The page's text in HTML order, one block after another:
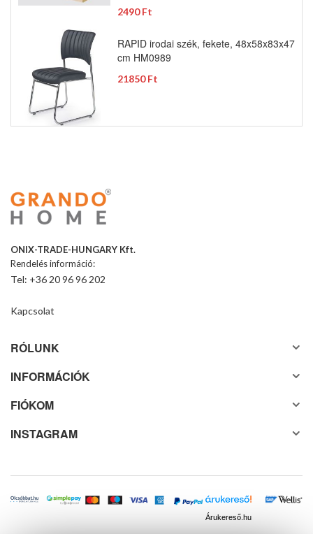
2490 Ft
RAPID irodai szék, fekete, 48x58x83x47
cm HM0989
21850 Ft
ONIX-TRADE-HUNGARY Kft.
Rendelés információ:
Tel: +36 20 96 96 202
Kapcsolat
RÓLUNK
INFORMÁCIÓK
FIÓKOM
INSTAGRAM
Árukereső.hu